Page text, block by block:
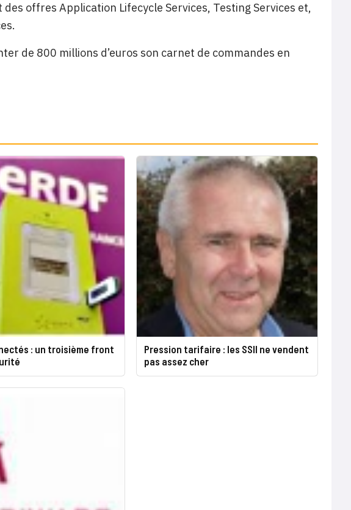
offres Application Lifecycle Services, Testing Services et,
de 800 millions d’euros son carnet de commandes en
: un troisième front
Pression tarifaire : les SSII ne vendent
pas assez cher